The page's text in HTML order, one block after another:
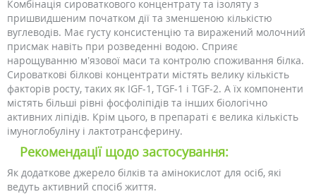
Комбінація сироваткового концентрату та ізоляту з
пришвидшеним початком дії та зменшеною кількістю
вуглеводів. Має густу консистенцію та виражений молочний
присмак навіть при розведенні водою. Сприяє
нарощуванню м’язової маси та контролю споживання білка.
Сироваткові білкові концентрати містять велику кількість
факторів росту, таких як IGF-1, TGF-1 і TGF-2. А їх компоненти
містять більші рівні фосфоліпідів та інших біологічно
активних ліпідів. Крім цього, в препараті є велика кількість
імуноглобуліну і лактотрансферину.
Рекомендації щодо застосування:
Як додаткове джерело білків та амінокислот для осіб, які
ведуть активний спосіб життя.